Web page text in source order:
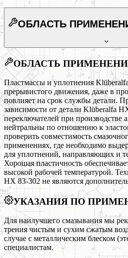
ОБЛАСТЬ
ОБЛАСТЬ
Пластмассы и уплотнения
прерывистого движения, даже в
повлияет на срок службы детали.
зависимости от детали Klüberalfa
переключателей при
нейтральны по отношению к
проверить совместимость
применениях, где необходимо
для уплотнений, направляющих и
Хорошая пластичность
высокой рабочей температурой.
HX 83-302 не являются
УКАЗАНИЯ ПО
Для наилучшего смазывания мы
трения чистым и сухим сжатым
случае с металлическим блеском
специалистам.